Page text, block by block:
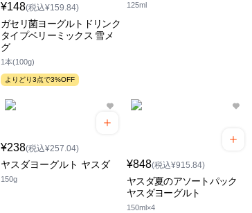
¥148(税込¥159.84)
ガセリ菌ヨーグルトドリンク
タイプベリーミックス 雪メ
グ
1本(100g)
よりどり3点で3%OFF
125ml
¥238(税込¥257.04)
ヤスダヨーグルト ヤスダ
150g
¥848(税込¥915.84)
ヤスダ夏のアソートパック
ヤスダヨーグルト
150ml×4